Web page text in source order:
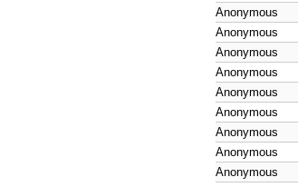
Anonymous
Anonymous
Anonymous
Anonymous
Anonymous
Anonymous
Anonymous
Anonymous
Anonymous